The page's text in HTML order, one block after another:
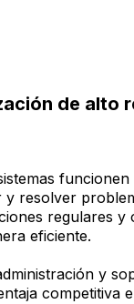
de alto
resolver
regulares y
eficiente.
y
competitiva